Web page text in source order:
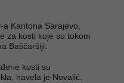
Kantona Sarajevo,
za kosti koje su tokom
Baščaršiji.
kosti su
navela je Novalić.